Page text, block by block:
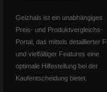
Geizhals ist ein unabhängiges
Preis- und Produktvergleichs-
Portal, das mittels detaillierter
und vielfältiger Features eine
optimale Hilfestellung bei der
Kaufentscheidung bietet.